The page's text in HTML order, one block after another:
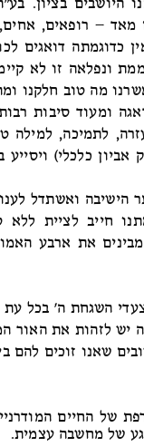
היושבים בציון.
– רופאים,
כדוגמתה דואגים
ונפלאה זו לא
מה טוב חלקנו
ומעוד סיבות
לתמיכה, למילה
כלכלי) ויסייע
הישיבה ואשתדל
חייב לציית ללא
מבינים את ארבע
צעדי השגחת ה' בכל
יש לזהות את האור
שאנו זוכים להם
של החיים
של מחשבה עצמית.